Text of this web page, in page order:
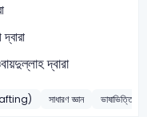
দ্বারা
সাধারণ জ্ঞান ভাষাভিত্তিক